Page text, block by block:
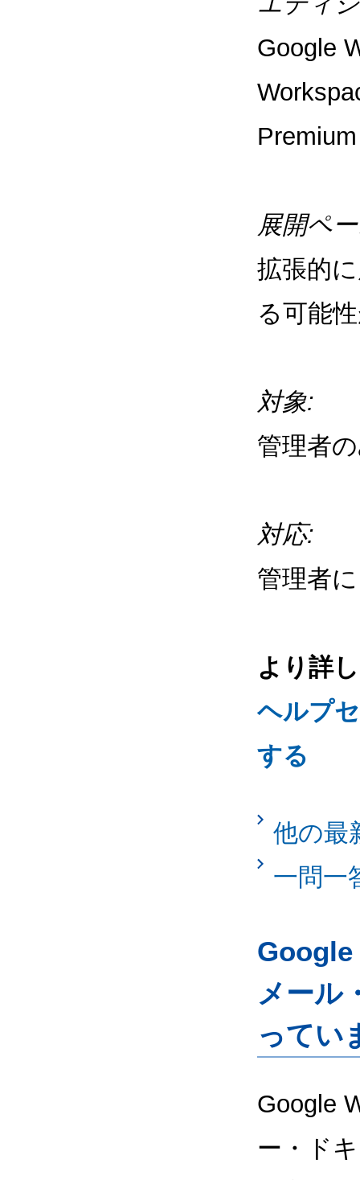
Google
展開ペ
拡張的
る可能
対象:
管理者
対応:
管理者
より詳
ヘルプ
する
他の最
一問一
Google
メール
ってい
Google
ー・ド